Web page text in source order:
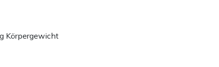
Körpergewicht